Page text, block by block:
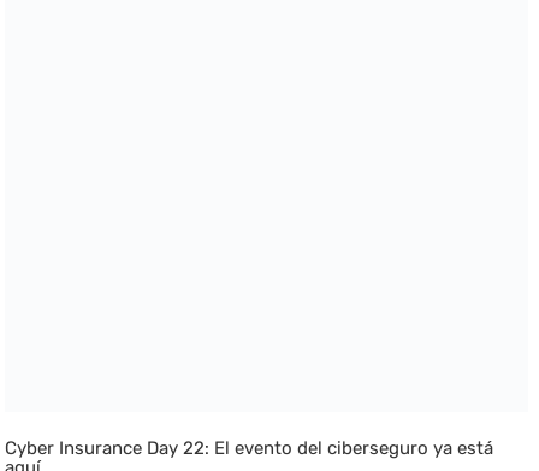
Cyber Insurance Day 22: El evento del ciberseguro ya está